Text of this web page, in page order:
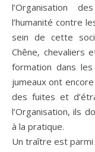
l’Organisation
l’humanité contre
sein de cette
Chêne, chevaliers
formation dans
jumeaux ont
des fuites et
l’Organisation, ils
à la pratique.
Un traître est